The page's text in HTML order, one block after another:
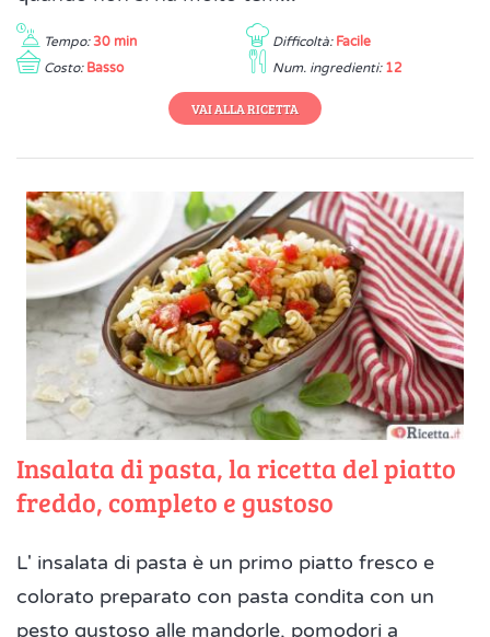
Tempo: 30 min Difficoltà: Facile
Costo: Basso Num. ingredienti: 12
VAI ALLA RICETTA
Insalata di pasta, la ricetta del piatto
freddo, completo e gustoso
L' insalata di pasta è un primo piatto fresco e
colorato preparato con pasta condita con un
pesto gustoso alle mandorle, pomodori a